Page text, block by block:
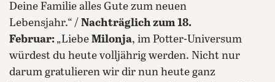
Deine Familie alles Gute zum neuen
Lebensjahr.“ / Nachträglich zum 18.
Februar: „Liebe Milonja, im Potter-Universum
würdest du heute volljährig werden. Nicht nur
darum gratulieren wir dir nun heute ganz